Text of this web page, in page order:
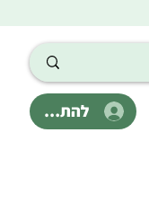
להתחבר